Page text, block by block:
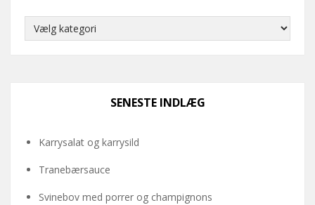
Kategorier
SENESTE INDLÆG
Karrysalat og karrysild
Tranebærsauce
Svinebov med porrer og champignons